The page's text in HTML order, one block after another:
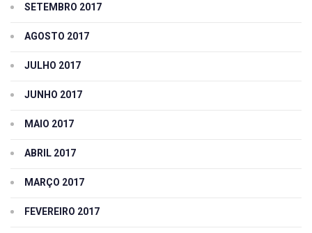
SETEMBRO 2017
AGOSTO 2017
JULHO 2017
JUNHO 2017
MAIO 2017
ABRIL 2017
MARÇO 2017
FEVEREIRO 2017